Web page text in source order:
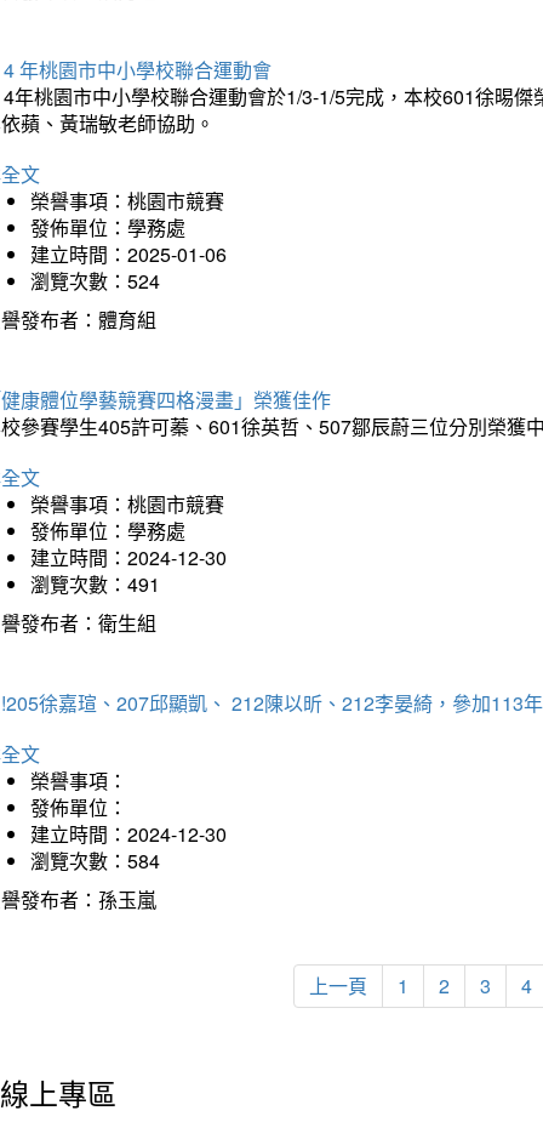
年桃園市中小學校聯合運動會
年桃園市中小學校聯合運動會於1/3-1/5完成，本校601徐晹
蘋、黃瑞敏老師協助。
文
榮譽事項：桃園市競賽
發佈單位：學務處
建立時間：2025-01-06
瀏覽次數：524
發布者：體育組
康體位學藝競賽四格漫畫」榮獲佳作
參賽學生405許可蓁、601徐英哲、507鄒辰蔚三位分別榮獲
文
榮譽事項：桃園市競賽
發佈單位：學務處
建立時間：2024-12-30
瀏覽次數：491
發布者：衛生組
徐嘉瑄、207邱顯凱、 212陳以昕、212李晏綺，參加113
文
榮譽事項：
發佈單位：
建立時間：2024-12-30
瀏覽次數：584
發布者：孫玉嵐
上一頁 1 2 3 4
線上專區